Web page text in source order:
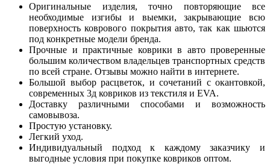
Оригинальные изделия, точно повторяющие все
необходимые изгибы и выемки, закрывающие всю
поверхность коврового покрытия авто, так как шьются
под конкретные модели бренда.
Прочные и практичные коврики в авто проверенные
большим количеством владельцев транспортных средств
по всей стране. Отзывы можно найти в интернете.
Большой выбор расцветок, и сочетаний с окантовкой,
современных 3д ковриков из текстиля и EVA.
Доставку различными способами и возможность
самовывоза.
Простую установку.
Легкий уход.
Индивидуальный подход к каждому заказчику и
выгодные условия при покупке ковриков оптом.